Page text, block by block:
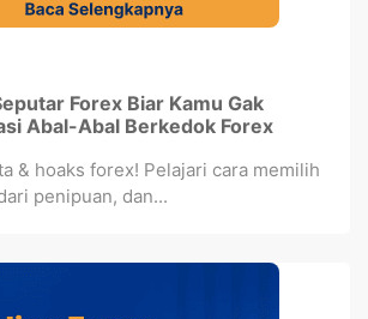
Forex Biar Kamu Gak
Abal-Abal Berkedok Forex
& hoaks forex! Pelajari cara memilih
penipuan, dan...